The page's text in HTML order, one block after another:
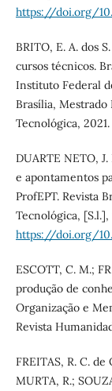
https://doi.org/
BRITO, E. A. dos
cursos técnicos.
Instituto Federal
Brasília, Mestrado
Tecnológica, 2021.
DUARTE NETO,
e apontamentos
ProfEPT. Revista
Tecnológica, [S.l.],
https://doi.org/
ESCOTT, C. M.;
produção de
Organização e
Revista
FREITAS, R. C. de
MURTA, R.;